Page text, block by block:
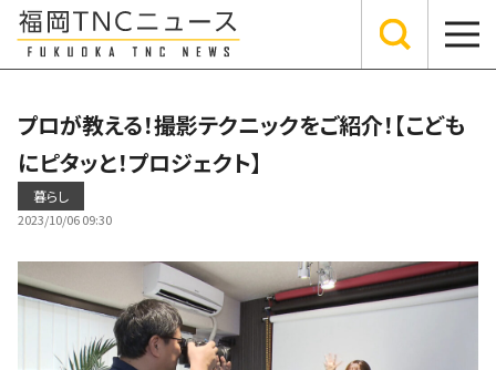
プロが教える！撮影テクニックをご紹介！【こども
にピタッと！プロジェクト】
暮らし
2023/10/06 09:30